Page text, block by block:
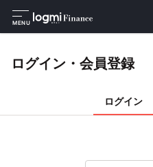
MENU
ログイン・会員登録
ログイン